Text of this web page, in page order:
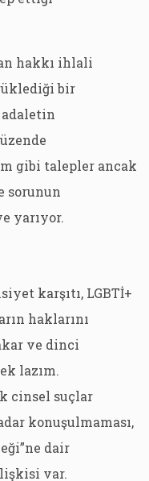
hakkı ihlali
bir
adaletin
gibi talepler ancak
sorunun
yarıyor.
karşıtı, LGBTİ+
haklarını
ve dinci
lazım.
cinsel suçlar
konuşulmaması,
dair
var.